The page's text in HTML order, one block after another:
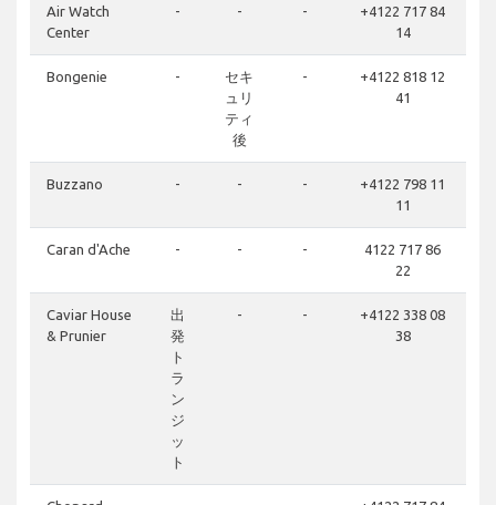
Air Watch
Center
- - -
+4122 717 84
14
Bongenie -
セキ
ュリ
ティ
後
-
+4122 818 12
41
Buzzano - - -
+4122 798 11
11
Caran d'Ache - - -
4122 717 86
22
Caviar House
& Prunier
出
発
ト
ラ
ン
ジ
ッ
ト
- -
+4122 338 08
38